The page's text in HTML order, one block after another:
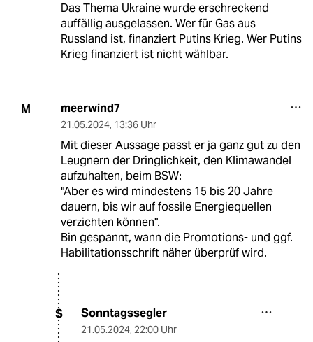
Das Thema Ukraine wurde erschreckend
auffällig ausgelassen. Wer für Gas aus
Russland ist, finanziert Putins Krieg. Wer Putins
Krieg finanziert ist nicht wählbar.
M meerwind7
21.05.2024, 13:36 Uhr
Mit dieser Aussage passt er ja ganz gut zu den
Leugnern der Dringlichkeit, den Klimawandel
aufzuhalten, beim BSW:
"Aber es wird mindestens 15 bis 20 Jahre
dauern, bis wir auf fossile Energiequellen
verzichten können".
Bin gespannt, wann die Promotions- und ggf.
Habilitationsschrift näher überprüf wird.
S Sonntagssegler
21.05.2024, 22:00 Uhr